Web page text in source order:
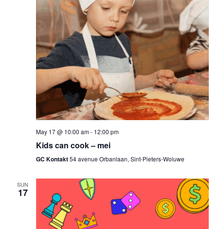
May 17 @ 10:00 am- 12:00 pm
Kids can cook – mei
GC Kontakt54 avenue Orbanlaan, Sint-Pieters-Woluwe
SUN
17